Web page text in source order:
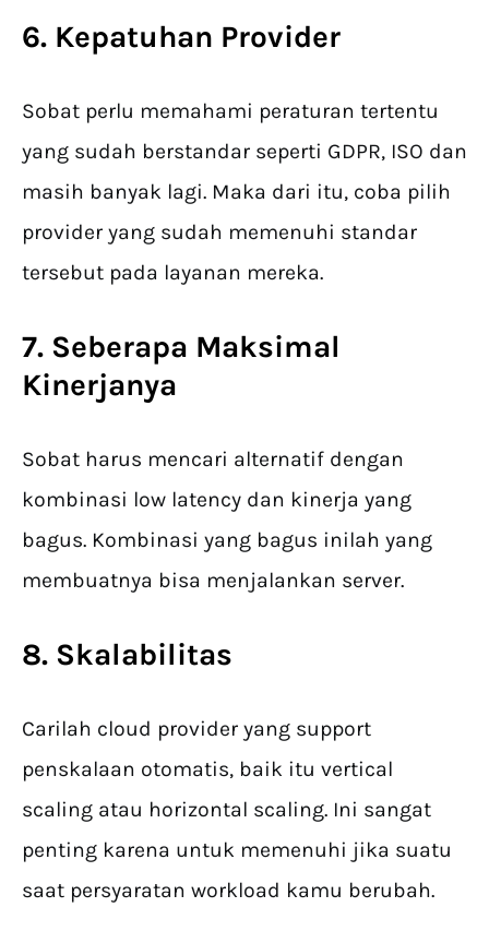
6. Kepatuhan Provider
Sobat perlu memahami peraturan tertentu
yang sudah berstandar seperti GDPR, ISO dan
masih banyak lagi. Maka dari itu, coba pilih
provider yang sudah memenuhi standar
tersebut pada layanan mereka.
7. Seberapa Maksimal
Kinerjanya
Sobat harus mencari alternatif dengan
kombinasi low latency dan kinerja yang
bagus. Kombinasi yang bagus inilah yang
membuatnya bisa menjalankan server.
8. Skalabilitas
Carilah cloud provider yang support
penskalaan otomatis, baik itu vertical
scaling atau horizontal scaling. Ini sangat
penting karena untuk memenuhi jika suatu
saat persyaratan workload kamu berubah.